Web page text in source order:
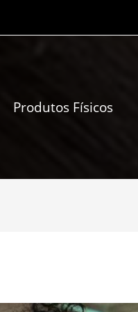
Produtos Físicos